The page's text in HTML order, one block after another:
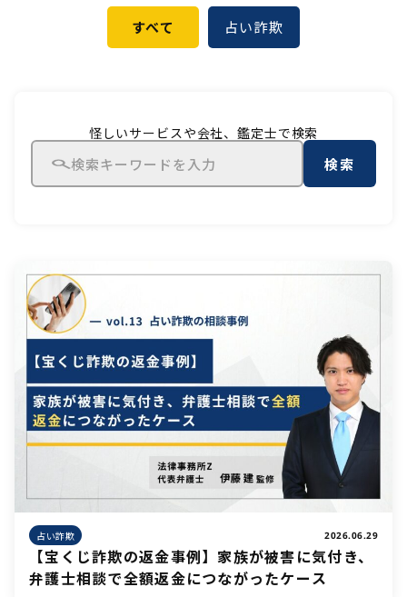
怪しいサービスや会社、鑑定士で検索
検索
すべて 占い詐欺
占い詐欺 2026.06.29
【宝くじ詐欺の返金事例】家族が被害に気付き、
弁護士相談で全額返金につながったケース